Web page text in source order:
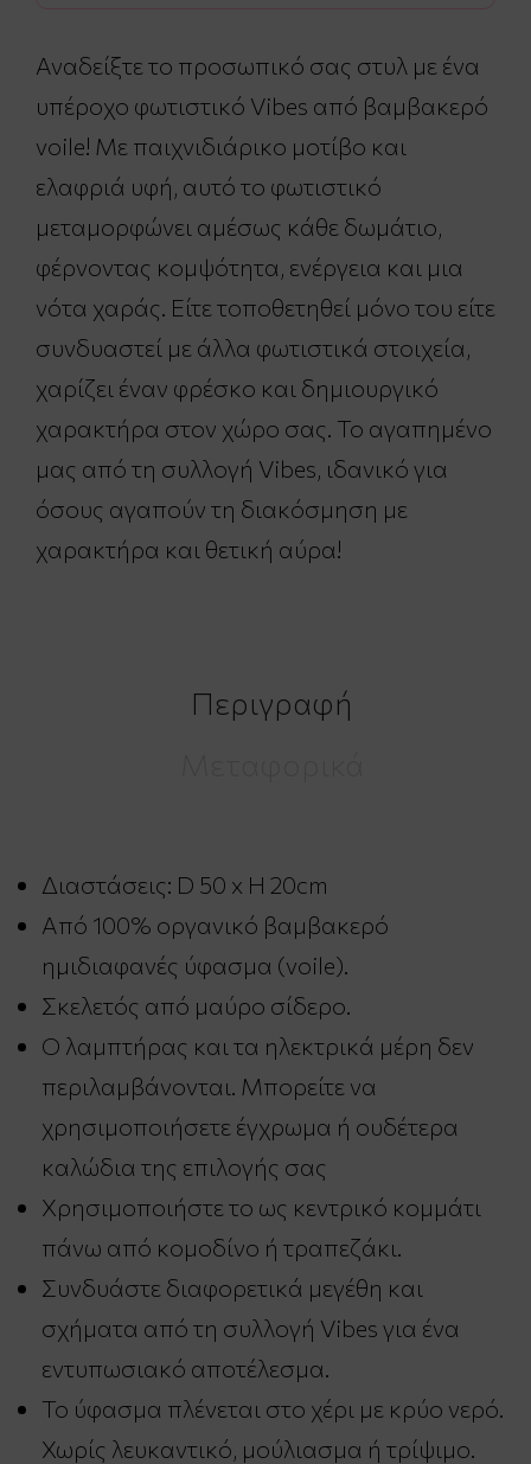
Αναδείξτε το προσωπικό σας στυλ με ένα
υπέροχο φωτιστικό Vibes από βαμβακερό
voile! Με παιχνιδιάρικο μοτίβο και
ελαφριά υφή, αυτό το φωτιστικό
μεταμορφώνει αμέσως κάθε δωμάτιο,
φέρνοντας κομψότητα, ενέργεια και μια
νότα χαράς. Είτε τοποθετηθεί μόνο του είτε
συνδυαστεί με άλλα φωτιστικά στοιχεία,
χαρίζει έναν φρέσκο και δημιουργικό
χαρακτήρα στον χώρο σας. Το αγαπημένο
μας από τη συλλογή Vibes, ιδανικό για
όσους αγαπούν τη διακόσμηση με
χαρακτήρα και θετική αύρα!
Περιγραφή
Διαστάσεις: D 50 x H 20cm
Από 100% οργανικό βαμβακερό
ημιδιαφανές ύφασμα (voile).
Σκελετός από μαύρο σίδερο.
Ο λαμπτήρας και τα ηλεκτρικά μέρη δεν
περιλαμβάνονται. Μπορείτε να
χρησιμοποιήσετε έγχρωμα ή ουδέτερα
καλώδια της επιλογής σας
Χρησιμοποιήστε το ως κεντρικό κομμάτι
πάνω από κομοδίνο ή τραπεζάκι.
Συνδυάστε διαφορετικά μεγέθη και
σχήματα από τη συλλογή Vibes για ένα
εντυπωσιακό αποτέλεσμα.
Το ύφασμα πλένεται στο χέρι με κρύο νερό.
Χωρίς λευκαντικό, μούλιασμα ή τρίψιμο.